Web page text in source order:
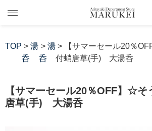
TOP > 湯
呑
> 湯
呑
> 【サマーセール20％
付蛸唐草(手) 大湯呑
【サマーセール20％OFF】☆
唐草(手) 大湯呑